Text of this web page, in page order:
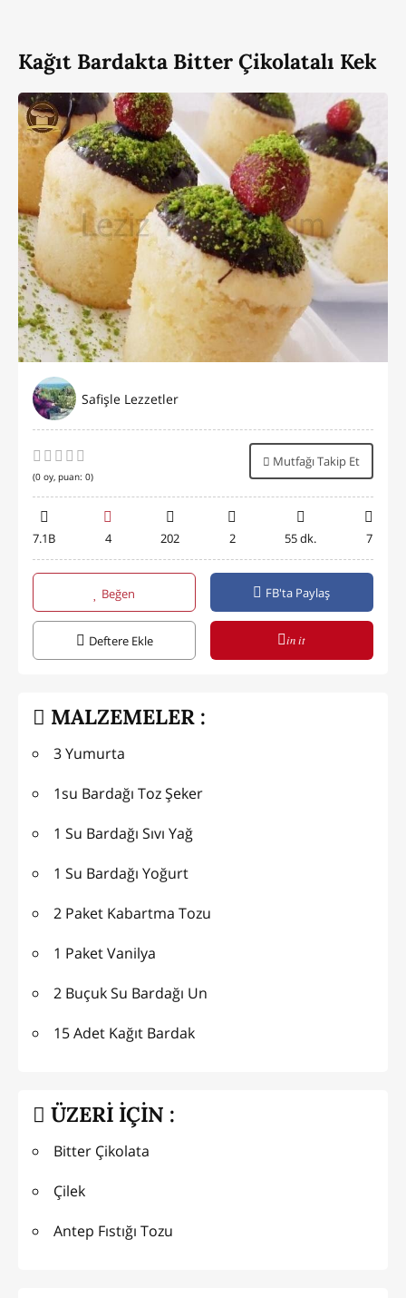
Kağıt Bardakta Bitter Çikolatalı Kek
Safişle Lezzetler
(0 oy, puan: 0)
Mutfağı Takip Et
7.1B 4 202 2 55 dk. 7
Beğen FB'ta Paylaş
Deftere Ekle in it
MALZEMELER :
1su Bardağı Toz Şeker
1 Su Bardağı Sıvı Yağ
1 Su Bardağı Yoğurt
2 Paket Kabartma Tozu
1 Paket Vanilya
2 Buçuk Su Bardağı Un
15 Adet Kağıt Bardak
ÜZERİ İÇİN :
Bitter Çikolata
Çilek
Antep Fıstığı Tozu